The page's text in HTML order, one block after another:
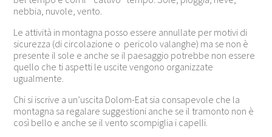
nebbia, nuvole, vento.
Le attività in montagna posso essere annullate per motivi di
sicurezza (di circolazione o pericolo valanghe) ma se non è
presente il sole e anche se il paesaggio potrebbe non essere
quello che ti aspetti le uscite vengono organizzate
ugualmente.
Chi si iscrive a un’uscita Dolom-Eat sia consapevole che la
montagna sa regalare suggestioni anche se il tramonto non è
così bello e anche se il vento scompiglia i capelli.